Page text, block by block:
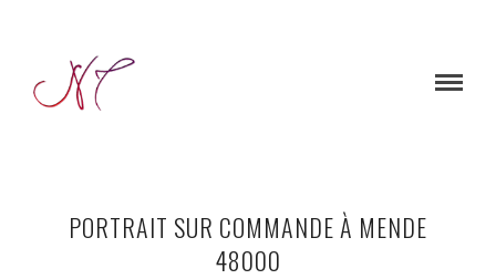
PORTRAIT SUR COMMANDE À MENDE
48000